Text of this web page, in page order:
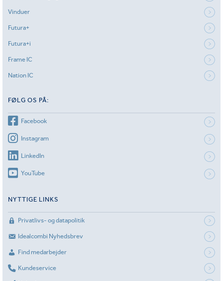
Vinduer
Futura+
Futura+i
Frame IC
Nation IC
FØLG OS PÅ:
Facebook
Instagram
LinkedIn
YouTube
NYTTIGE LINKS
Privatlivs- og datapolitik
Idealcombi Nyhedsbrev
Find medarbejder
Kundeservice